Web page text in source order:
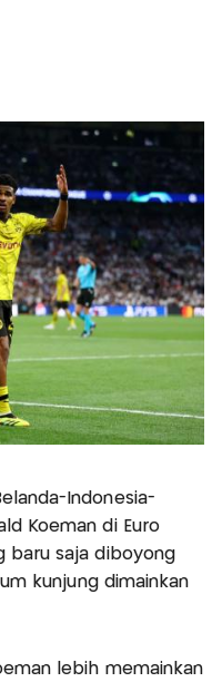
Indonesia-
Koeman di Euro
baru saja diboyong
kunjung dimainkan
lebih memainkan